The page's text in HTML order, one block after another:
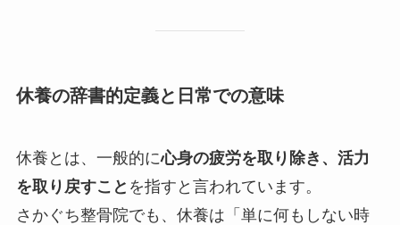
休養の辞書的定義と日常での意味
休養とは、一般的に心身の疲労を取り除き、活力
を取り戻すこと を指すと言われています。
さかぐち整骨院でも、休養は「単に何もしない時